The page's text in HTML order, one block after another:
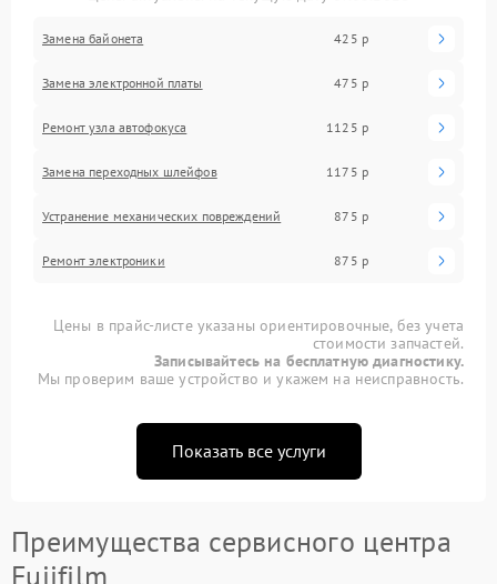
Замена байонета 425 р
Замена электронной платы 475 р
Ремонт узла автофокуса 1125 р
Замена переходных шлейфов 1175 р
Устранение механических повреждений 875 р
Ремонт электроники 875 р
Цены в прайс-листе указаны ориентировочные, без учета
стоимости запчастей.
Записывайтесь на бесплатную диагностику.
Мы проверим ваше устройство и укажем на неисправность.
Показать все услуги
Преимущества сервисного центра
Fujifilm